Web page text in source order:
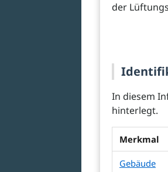
der
In diesem
hinterlegt.
Merkmal
Gebäude